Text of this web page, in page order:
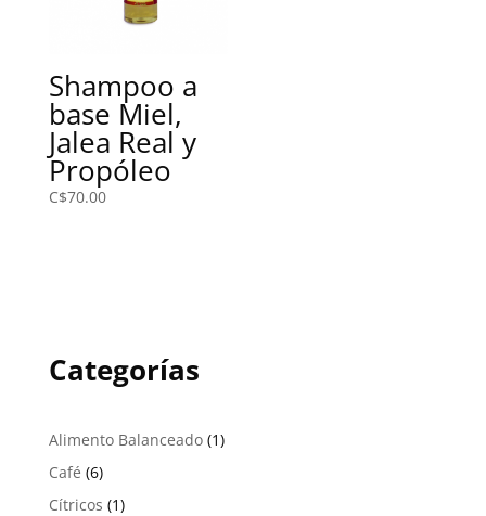
Shampoo a
base Miel,
Jalea Real y
Propóleo
C$70.00
Categorías
Alimento Balanceado 11
Café 66
productos
Cítricos 11